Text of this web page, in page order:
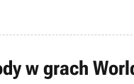
w grach